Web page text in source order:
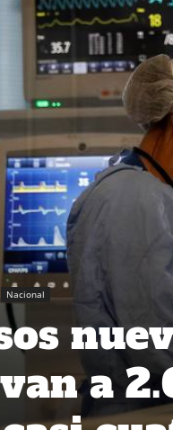
Nacional
a